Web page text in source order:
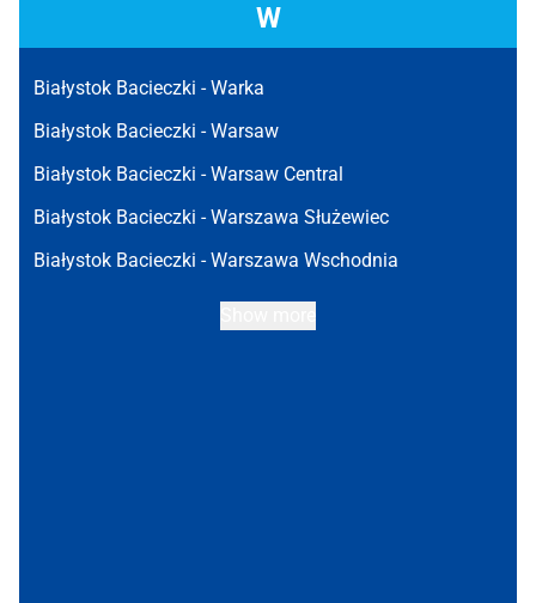
W
Białystok Bacieczki -Warka
Białystok Bacieczki -Warsaw
Białystok Bacieczki -Warsaw Central
Białystok Bacieczki -Warszawa Służewiec
Białystok Bacieczki -Warszawa Wschodnia